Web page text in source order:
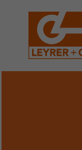
Seiteninhalt
Hauptnavigation